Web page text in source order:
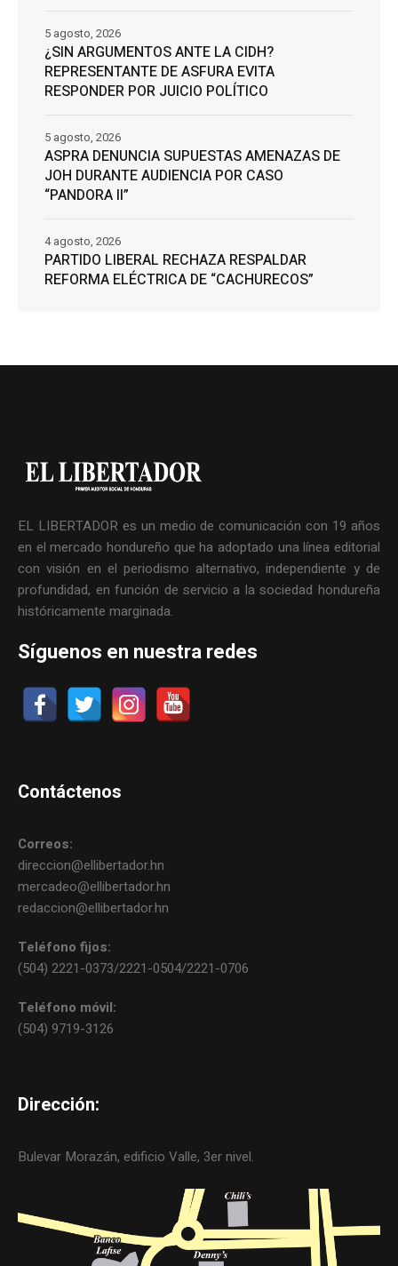
¿SIN ARGUMENTOS ANTE LA CIDH?
REPRESENTANTE DE ASFURA EVITA
RESPONDER POR JUICIO POLÍTICO
5 agosto, 2026
ASPRA DENUNCIA SUPUESTAS AMENAZAS DE
JOH DURANTE AUDIENCIA POR CASO
“PANDORA II”
5 agosto, 2026
PARTIDO LIBERAL RECHAZA RESPALDAR
REFORMA ELÉCTRICA DE “CACHURECOS”
4 agosto, 2026
EL LIBERTADOR es un medio de comunicación con 19 años
en el mercado hondureño que ha adoptado una línea editorial
con visión en el periodismo alternativo, independiente y de
profundidad, en función de servicio a la sociedad hondureña
históricamente marginada.
Síguenos en nuestra redes
Contáctenos
Correos:
direccion@ellibertador.hn
mercadeo@ellibertador.hn
redaccion@ellibertador.hn
Teléfono fijos:
(504) 2221-0373/2221-0504/2221-0706
Teléfono móvil:
(504) 9719-3126
Dirección:
Bulevar Morazán, edificio Valle, 3er nivel.